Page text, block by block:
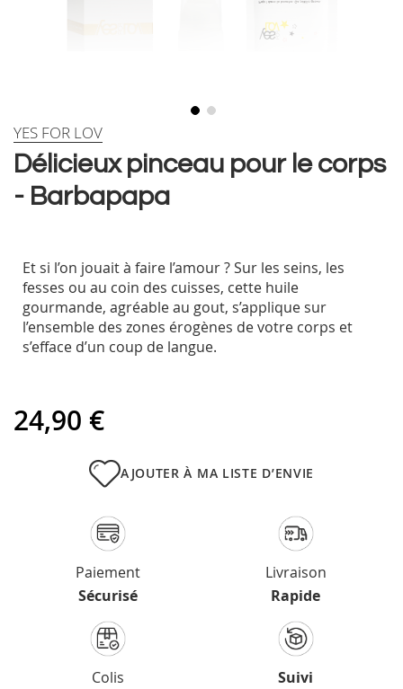
Skip
the
beginning
Délicieux pinceau pour le corps
- Barbapapa
YES FOR LOV
Et si l’on jouait à faire l’amour ? Sur les seins, les
fesses ou au coin des cuisses, cette huile
gourmande, agréable au gout, s’applique sur
l’ensemble des zones érogènes de votre corps et
s’efface d’un coup de langue.
24,90 €
AJOUTER À MA LISTE D’ENVIE
Paiement
Sécurisé
Livraison
Rapide
Colis
Suivi